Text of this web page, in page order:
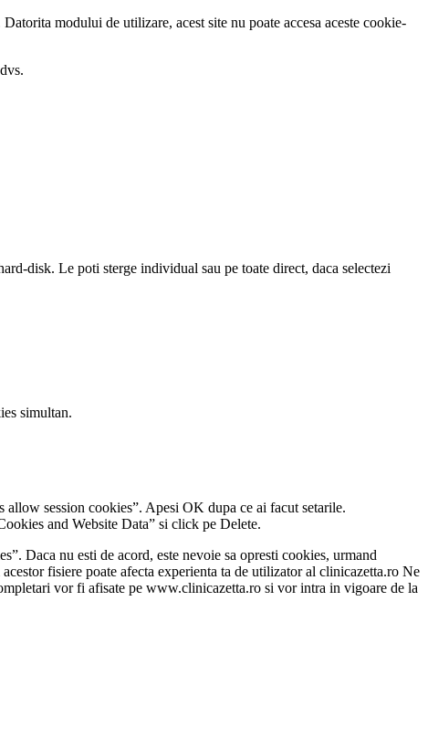
modului de utilizare, acest site nu poate accesa aceste cookie-
disk. Le poti sterge individual sau pe toate direct, daca selectezi
simultan.
session cookies”. Apesi OK dupa ce ai facut setarile.
and Website Data” si click pe Delete.
Daca nu esti de acord, este nevoie sa opresti cookies, urmand
fisiere poate afecta experienta ta de utilizator al clinicazetta.ro Ne
vor fi afisate pe www.clinicazetta.ro si vor intra in vigoare de la